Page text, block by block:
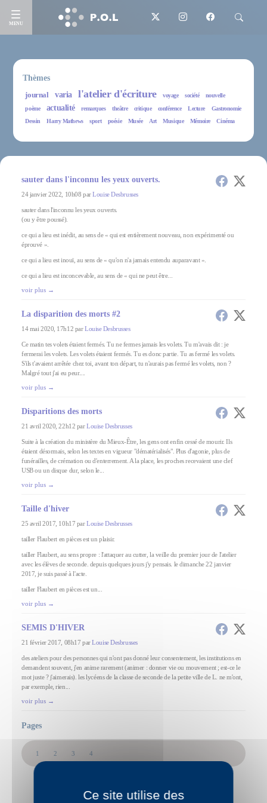
MENU
Thèmes
journal
varia l'atelier d'écriture voyage société
nouvelle
poème
actualité remarques theâtre critique conférence Lecture
Gastronomie
Dessin
Harry Mathews sport poésie Musée Art Musique Mémoire Cinéma
sauter dans l'inconnu les yeux ouverts.
24 janvier 2022, 10h08 parLouise Desbrusses
sauter dans l'inconnu les yeux ouverts.
(ou y être poussé).
ce qui a lieu est inédit, au sens de « qui est entièrement nouveau, non expérimenté ou
éprouvé ».
ce qui a lieu est inouï, au sens de « qu'on n'a jamais entendu auparavant ».
ce qui a lieu est inconcevable, au sens de « qui ne peut être...
voir plus →
La disparition des morts #2
14 mai 2020, 17h12 parLouise Desbrusses
Ce matin tes volets étaient fermés. Tu ne fermes jamais les volets. Tu m'avais dit : je
fermerai les volets. Les volets étaient fermés. Tu es donc partie. Tu as fermé les volets.
S'ils t'avaient arrêtée chez toi, avant ton départ, tu n'aurais pas fermé les volets, non ?
Malgré tout j'ai eu peur....
voir plus →
Disparitions des morts
21 avril 2020, 22h12 parLouise Desbrusses
Suite à la création du ministère du Mieux-Être, les gens ont enfin cessé de mourir. Ils
étaient désormais, selon les textes en vigueur "dématérialisés". Plus d'agonie, plus de
funérailles, de crémation ou d'enterrement. A la place, les proches recevaient une clef
USB ou un disque dur, selon le...
voir plus →
Taille d'hiver
25 avril 2017, 10h17 parLouise Desbrusses
tailler Flaubert en pièces est un plaisir.
tailler Flaubert, au sens propre : l'attaquer au cutter, la veille du premier jour de l'atelier
avec les élèves de seconde. depuis quelques jours j'y pensais. le dimanche 22 janvier
2017, je suis passé à l'acte.
tailler Flaubert en pièces est un...
voir plus →
SEMIS D'HIVER
21 février 2017, 08h17 parLouise Desbrusses
des ateliers pour des personnes qui n'ont pas donné leur consentement, les institutions en
demandent souvent, j'en anime rarement (animer : donner vie ou mouvement ; est-ce le
mot juste ? j'aimerais). les lycéens de la classe de seconde de la petite ville de L. ne m'ont,
par exemple, rien...
voir plus →
Pages
1 2 3 4
Ce site utilise des